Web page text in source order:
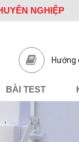
NGHIỆP
Hướng
BÀI TEST